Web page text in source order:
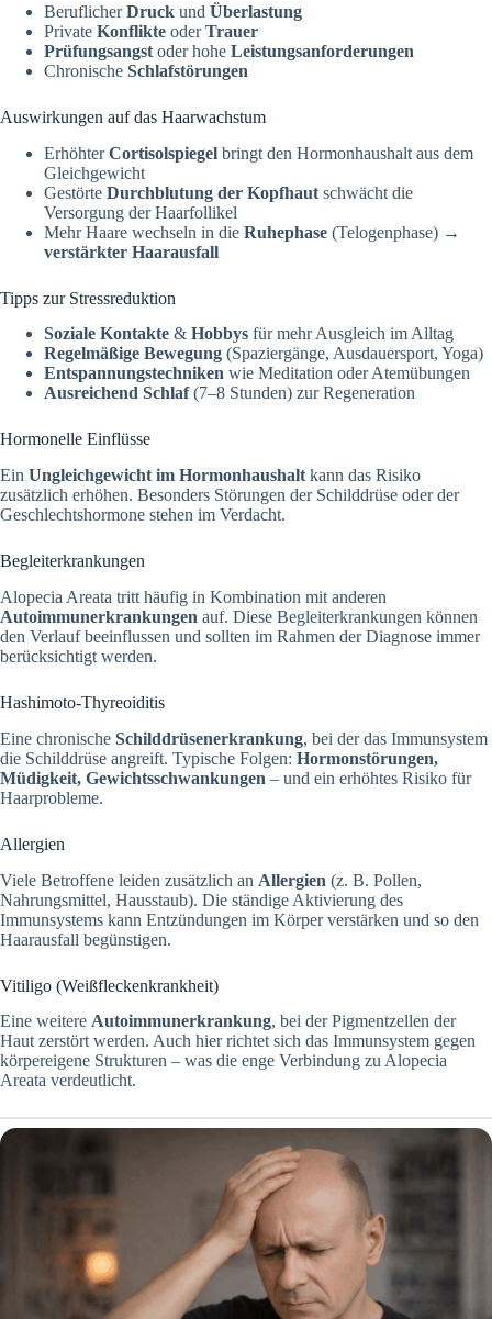
BeruflicherDruck und Überlastung
Private Konflikte oderTrauer
Prüfungsangst oder hohe Leistungsanforderungen
Chronische Schlafstörungen
Auswirkungen auf das Haarwachstum
ErhöhterCortisolspiegel bringt den Hormonhaushalt aus dem
Gleichgewicht
Gestörte Durchblutung der Kopfhaut schwächt die
Versorgung der Haarfollikel
Mehr Haare wechseln in die Ruhephase (Telogenphase) →
verstärkter Haarausfall
Tipps zur Stressreduktion
Soziale Kontakte & Hobbys für mehr Ausgleich im Alltag
Regelmäßige Bewegung (Spaziergänge, Ausdauersport, Yoga)
Entspannungstechniken wie Meditation oder Atemübungen
Ausreichend Schlaf(7–8 Stunden) zur Regeneration
Hormonelle Einflüsse
Ein Ungleichgewicht im Hormonhaushalt kann das Risiko
zusätzlich erhöhen. Besonders Störungen der Schilddrüse oder der
Geschlechtshormone stehen im Verdacht.
Begleiterkrankungen
Alopecia Areata tritt häufig in Kombination mit anderen
Autoimmunerkrankungen auf. Diese Begleiterkrankungen können
den Verlauf beeinflussen und sollten im Rahmen der Diagnose immer
berücksichtigt werden.
Hashimoto-Thyreoiditis
Eine chronische Schilddrüsenerkrankung, bei der das Immunsystem
die Schilddrüse angreift. Typische Folgen: Hormonstörungen,
Müdigkeit, Gewichtsschwankungen – und ein erhöhtes Risiko für
Haarprobleme.
Allergien
Viele Betroffene leiden zusätzlich an Allergien (z. B. Pollen,
Nahrungsmittel, Hausstaub). Die ständige Aktivierung des
Immunsystems kann Entzündungen im Körper verstärken und so den
Haarausfall begünstigen.
Vitiligo (Weißfleckenkrankheit)
Eine weitere Autoimmunerkrankung, bei der Pigmentzellen der
Haut zerstört werden. Auch hier richtet sich das Immunsystem gegen
körpereigene Strukturen – was die enge Verbindung zu Alopecia
Areata verdeutlicht.